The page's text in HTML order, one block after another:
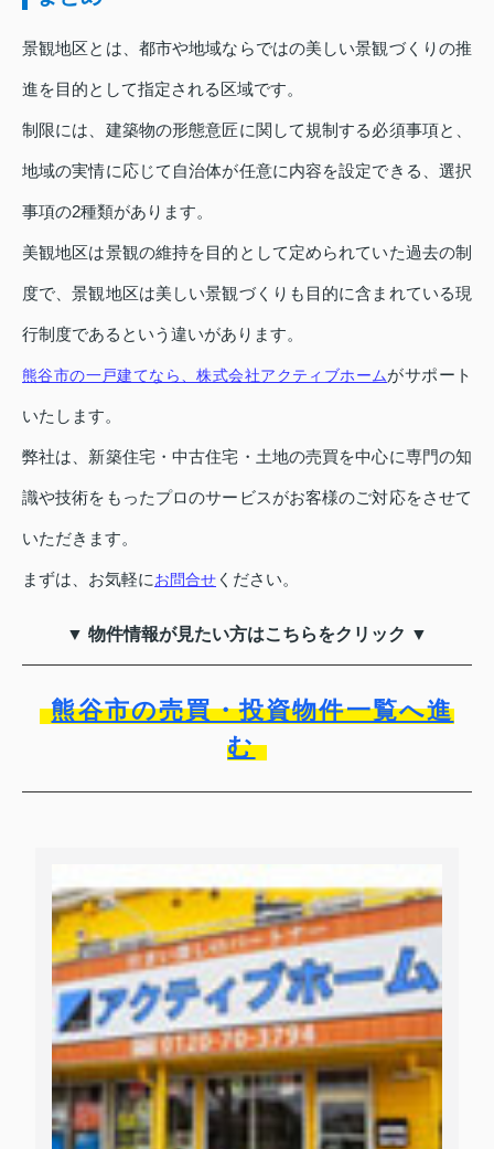
景観地区とは、都市や地域ならではの美しい景観づくりの推
進を目的として指定される区域です。
制限には、建築物の形態意匠に関して規制する必須事項と、
地域の実情に応じて自治体が任意に内容を設定できる、選択
事項の2種類があります。
美観地区は景観の維持を目的として定められていた過去の制
度で、景観地区は美しい景観づくりも目的に含まれている現
行制度であるという違いがあります。
熊谷市の一戸建てなら、株式会社アクティブホームがサポート
いたします。
弊社は、新築住宅・中古住宅・土地の売買を中心に専門の知
識や技術をもったプロのサービスがお客様のご対応をさせて
いただきます。
まずは、お気軽にお問合せ ください。
▼ 物件情報が見たい方はこちらをクリック ▼
熊谷市の売買・投資物件一覧へ進
む